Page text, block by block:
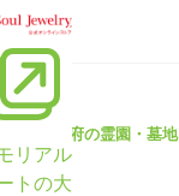
リアル
トの大
大阪府の霊園・墓地